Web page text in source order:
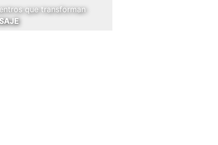
que transforman